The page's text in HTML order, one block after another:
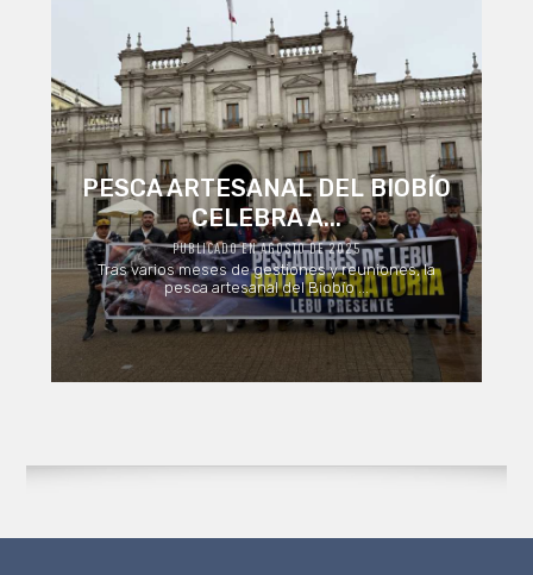
PESCA ARTESANAL DEL BIOBÍO
CELEBRA A...
PUBLICADO EN AGOSTO DE 2025
Tras varios meses de gestiones y reuniones, la
pesca artesanal del Biobío ...